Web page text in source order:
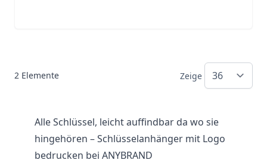
2 Elemente Zeige
Alle Schlüssel, leicht auffindbar da wo sie
hingehören – Schlüsselanhänger mit Logo
bedrucken bei ANYBRAND